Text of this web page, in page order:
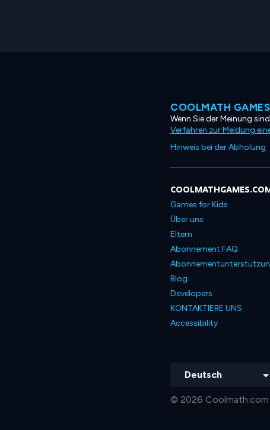
COOLMATH
Wenn Sie der Meinung
Verfahren zur Meldung
Hinweis bei der Abholung
Games for Kids
Über uns
Eltern
Abonnement FAQ
Blog
Developers
KONTAKTIERE UNS
Accessibility
Deutsch
© 2026 Coolmath.com